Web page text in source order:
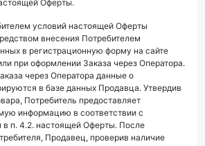
Оферты.
условий настоящей Оферты
внесения Потребителем
в регистрационную форму на сайте
при оформлении Заказа через Оператора.
через Оператора данные о
в базе данных Продавца. Утвердив
Потребитель предоставляет
информацию в соответствии с
в п. 4.2. настоящей Оферты. После
Продавец, проверив наличие